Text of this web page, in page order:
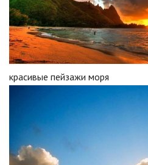
красивые пейзажи моря